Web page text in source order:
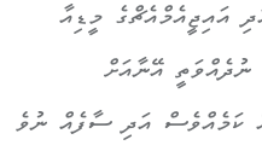
އައިޖީއެމްއެޗްގެ މީޑިއާ
އޭނާއަށް
ކަމެއްވެސް އަދި ސާފެއް ނުވެ